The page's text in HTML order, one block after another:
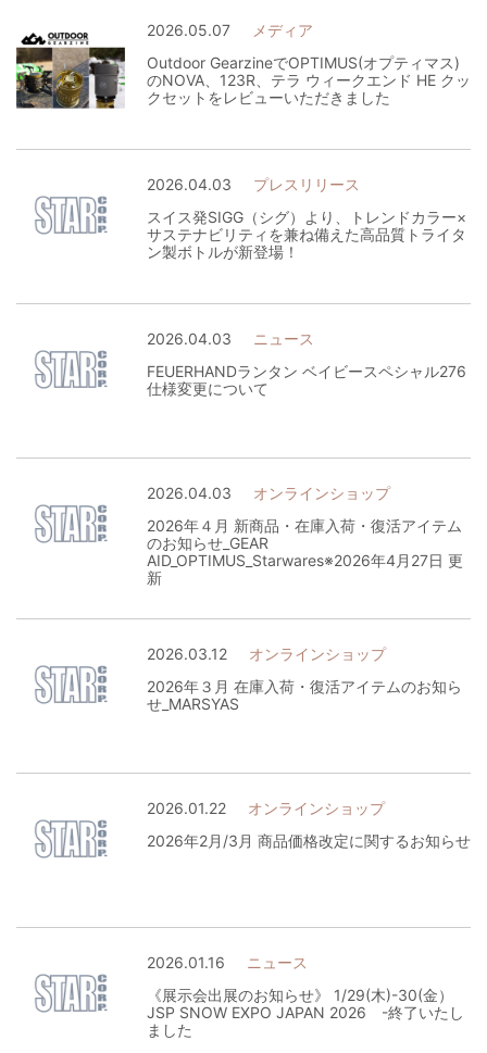
2026.05.07
メディア
Outdoor GearzineでOPTIMUS(オプティマス)
のNOVA、123R、テラ ウィークエンド HE クッ
クセットをレビューいただきました
2026.04.03
プレスリリース
スイス発SIGG（シグ）より、トレンドカラー×
サステナビリティを兼ね備えた高品質トライタ
ン製ボトルが新登場！
2026.04.03
ニュース
FEUERHANDランタン ベイビースペシャル276
仕様変更について
2026.04.03
オンラインショップ
2026年４月 新商品・在庫入荷・復活アイテム
のお知らせ_GEAR
AID_OPTIMUS_Starwares※2026年4月27日 更
新
2026.03.12
オンラインショップ
2026年３月 在庫入荷・復活アイテムのお知ら
せ_MARSYAS
2026.01.22
オンラインショップ
2026年2月/3月 商品価格改定に関するお知らせ
2026.01.16
ニュース
《展示会出展のお知らせ》 1/29(木)-30(金）
JSP SNOW EXPO JAPAN 2026 -終了いたし
ました